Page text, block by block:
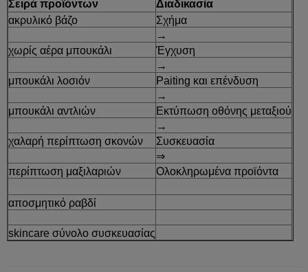
Σειρά προϊόντων
Διαδικασία
ακρυλικό βάζο
Σχήμα
→
χωρίς αέρα μπουκάλι
Έγχυση
→
μπουκάλι λοσιόν
Paiting και επένδυση
→
μπουκάλι αντλιών
Εκτύπωση οθόνης μεταξιού
→
χαλαρή περίπτωση σκονών
Συσκευασία
⇒
περίπτωση μαξιλαριών
Ολοκληρωμένα προϊόντα
αποσμητικό ραβδί
skincare σύνολο συσκευασίας